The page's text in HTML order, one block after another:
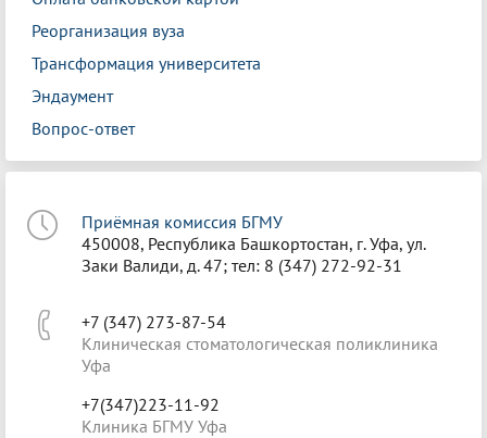
Реорганизация вуза
Трансформация университета
Эндаумент
Вопрос-ответ
Приёмная комиссия БГМУ
450008, Республика Башкортостан, г. Уфа, ул.
Заки Валиди, д. 47; тел: 8 (347) 272-92-31
+7 (347) 273-87-54
Клиническая стоматологическая поликлиника
Уфа
+7(347)223-11-92
Клиника БГМУ Уфа